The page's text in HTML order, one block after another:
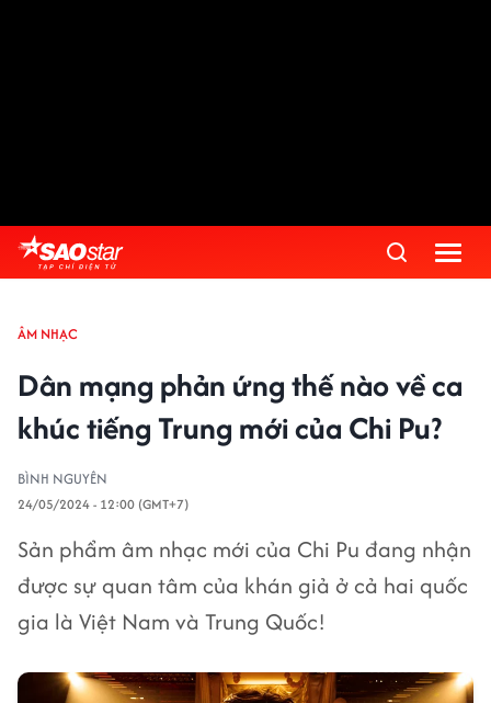
ÂM NHẠC
Dân mạng phản ứng thế nào về ca
khúc tiếng Trung mới của Chi Pu?
BÌNH NGUYÊN
24/05/2024 - 12:00 (GMT+7)
Sản phẩm âm nhạc mới của Chi Pu đang nhận
được sự quan tâm của khán giả ở cả hai quốc
gia là Việt Nam và Trung Quốc!